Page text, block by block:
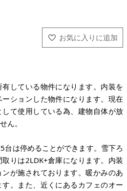
している物件になります。内装を
ションした物件になります。現在
て使用している為、建物自体が放
ん。
台は停めることができます。雪下ろ
りは2LDK+倉庫になります。内装
が施されております。暖かみのあ
。また、近くにあるカフェのオー